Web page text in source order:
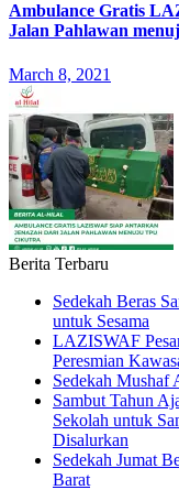
Ambulance Gratis
Jalan Pahlawan
March 8, 2021
Berita Terbaru
Sedekah Beras
untuk Sesama
LAZISWAF
Peresmian
Sedekah Mushaf
Sambut Tahun
Sekolah untuk
Disalurkan
Sedekah Jumat
Barat